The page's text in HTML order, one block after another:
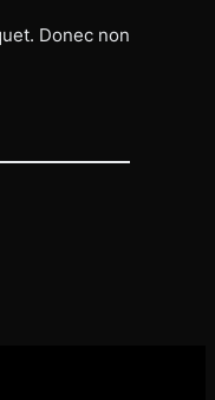
Donec non